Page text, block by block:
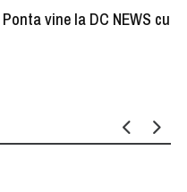
vine la DC NEWS cu